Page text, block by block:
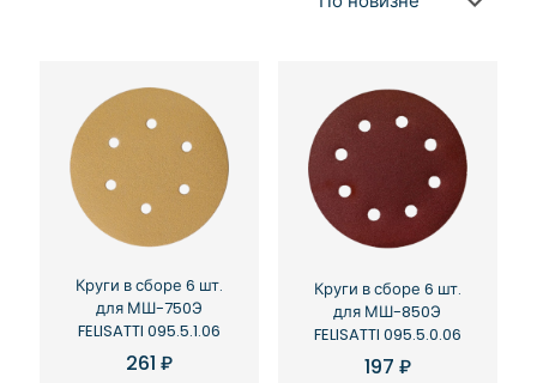
Круги в сборе 6 шт.
для МШ-750Э
FELISATTI 095.5.1.06
261₽
Круги в сборе 6 шт.
для МШ-850Э
FELISATTI 095.5.0.06
197 ₽